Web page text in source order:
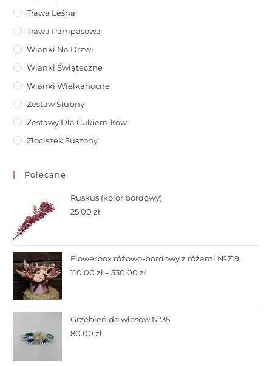
Trawa Leśna
Trawa Pampasowa
Wianki Na Drzwi
Wianki Świąteczne
Wianki Wielkanocne
Zestaw Ślubny
Zestawy Dla Cukierników
Złociszek Suszony
Polecane
Ruskus (kolor bordowy)
25.00zł
Flowerbox różowo-bordowy z różami №219
110.00zł – 330.00zł
Grzebień do włosów №35
80.00zł